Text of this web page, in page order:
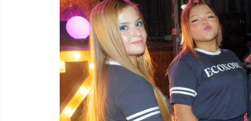
Previous